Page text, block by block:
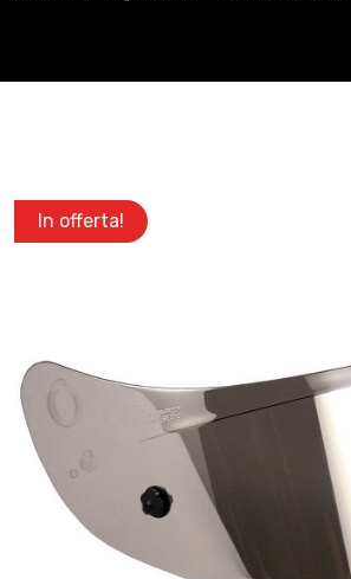
In offerta!